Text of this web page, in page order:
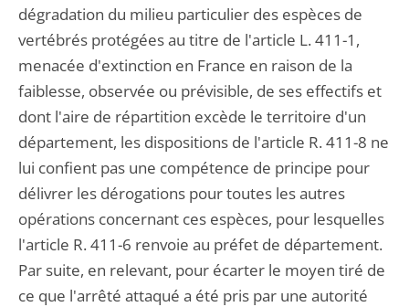
dégradation du milieu particulier des espèces de
vertébrés protégées au titre de l'article L. 411-1,
menacée d'extinction en France en raison de la
faiblesse, observée ou prévisible, de ses effectifs et
dont l'aire de répartition excède le territoire d'un
département, les dispositions de l'article R. 411-8 ne
lui confient pas une compétence de principe pour
délivrer les dérogations pour toutes les autres
opérations concernant ces espèces, pour lesquelles
l'article R. 411-6 renvoie au préfet de département.
Par suite, en relevant, pour écarter le moyen tiré de
ce que l'arrêté attaqué a été pris par une autorité